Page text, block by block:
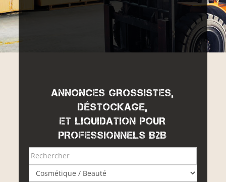
ANNONCES GROSSISTES,
DÉSTOCKAGE,
ET LIQUIDATION POUR
PROFESSIONNELS B2B